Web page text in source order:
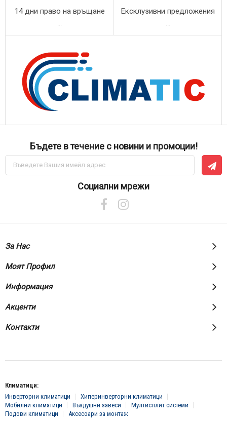
14 дни право на връщане Ексклузивни предложения
Бъдете в течение с новини и промоции!
Абонирай
за
Социални мрежи
За Нас
Моят Профил
Информация
Акценти
Контакти
Климатици:
Инверторни климатици
Хиперинверторни климатици
Мобилни климатици
Въздушни завеси
Мултисплит системи
Подови климатици
Аксесоари за монтаж